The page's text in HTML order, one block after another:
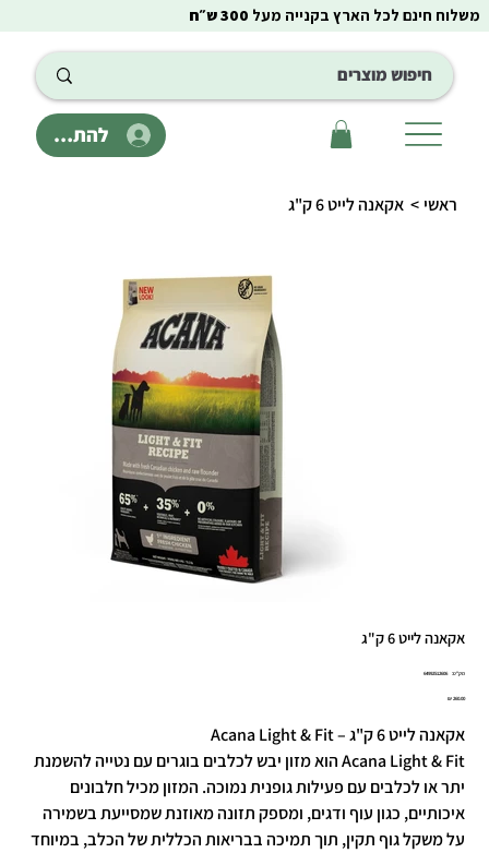
להתחבר
משלוח חינם לכל הארץ בקנייה מעל 300 ש״ח
ראשי > אקאנה לייט 6 ק"ג
אקאנה לייט 6 ק"ג
מק"ט: מק"ט
64992512606
מחיר‏260.00 ‏₪
אקאנה לייט 6 ק"ג – Acana Light & Fit
Acana Light & Fit הוא מזון יבש לכלבים בוגרים עם נטייה להשמנת
יתר או לכלבים עם פעילות גופנית נמוכה. המזון מכיל חלבונים
איכותיים, כגון עוף ודגים, ומספק תזונה מאוזנת שמסייעת בשמירה
על משקל גוף תקין, תוך תמיכה בבריאות הכללית של הכלב, במיוחד